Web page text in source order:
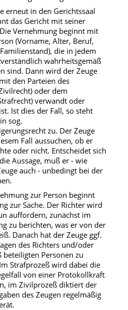
erneut in den Gerichtssaal
das Gericht mit seiner
Vernehmung beginnt mit
(Vorname, Alter, Beruf,
die in jedem
wahrheitsgemäß
sind. Dann wird der Zeuge
den Parteien des
oder dem
verwandt oder
Ist dies der Fall, so steht
sog.
zu. Der Zeuge
Fall aussuchen, ob er
oder nicht. Entscheidet sich
Aussage, muß er - wie
auch - unbedingt bei der
zur Person beginnt
zur Sache. Der Richter wird
auffordern, zunächst im
zu berichten, was er von der
Danach hat der Zeuge ggf.
des Richters und/oder
beteiligten Personen zu
Strafprozeß wird dabei die
von einer Protokollkraft
im Zivilprozeß diktiert der
des Zeugen regelmäßig